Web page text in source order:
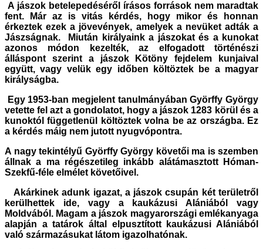
A jászok betelepedéséről írásos források nem maradtak
fent. Már az is vitás kérdés, hogy mikor és honnan
érkeztek ezek a jövevények, amelyek a nevüket adták a
Jászságnak. Miután királyaink a jászokat és a kunokat
azonos módon kezelték, az elfogadott történészi
álláspont szerint a jászok Kötöny fejdelem kunjaival
együtt, vagy velük egy időben költöztek be a magyar
királyságba.
Egy 1953-ban megjelent tanulmányában Györffy György
vetette fel azt a gondolatot, hogy a jászok 1283 körül és a
kunoktól függetlenül költöztek volna be az országba. Ez
a kérdés máig nem jutott nyugvópontra.
A nagy tekintélyű Györffy György követői ma is szemben
állnak a ma régészetileg inkább alátámasztott Hóman-
Szekfű-féle elmélet követőivel.
Akárkinek adunk igazat, a jászok csupán két területről
kerülhettek ide, vagy a kaukázusi Alániából vagy
Moldvából. Magam a jászok magyarországi emlékanyaga
alapján a tatárok által elpusztított kaukázusi Alániából
való származásukat látom igazolhatónak.